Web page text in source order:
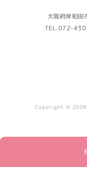
大阪府岸和
TEL.072-
Copyright ©